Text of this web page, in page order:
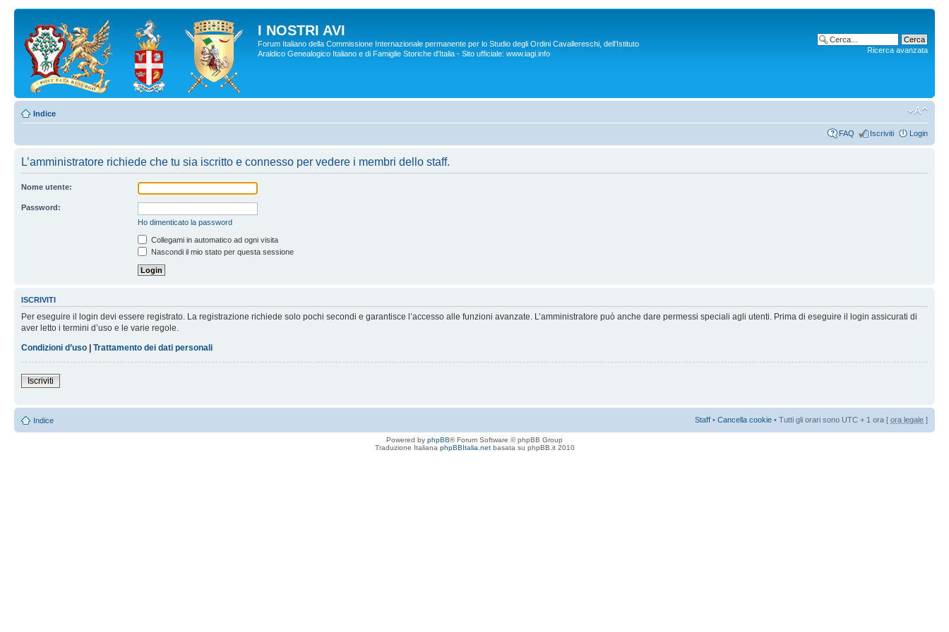
I NOSTRI AVI
Forum Italiano della Commissione Internazionale permanente per lo Studio degli Ordini Cavallereschi, dell’Istituto
Araldico Genealogico Italiano e di Famiglie Storiche d'Italia - Sito ufficiale: www.iagi.info
Ricerca avanzata
Indice
FAQ Iscriviti Login
L’amministratore richiede che tu sia iscritto e connesso per vedere i membri dello staff.
Nome utente:
Password:
Ho dimenticato la password
Collegami in automatico ad ogni visita
Nascondi il mio stato per questa sessione
ISCRIVITI
Per eseguire il login devi essere registrato. La registrazione richiede solo pochi secondi e garantisce l’accesso alle funzioni avanzate. L’amministratore può anche dare permessi speciali agli utenti. Prima di eseguire il login assicurati di
aver letto i termini d’uso e le varie regole.
Condizioni d’uso | Trattamento dei dati personali
Iscriviti
Indice Staff • Cancella cookie • Tutti gli orari sono UTC + 1 ora [ ora legale ]
Powered by phpBB® Forum Software © phpBB Group
Traduzione Italiana phpBBItalia.netbasata su phpBB.it 2010